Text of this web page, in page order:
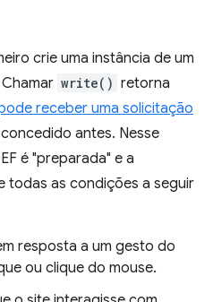
crie uma instância de um
Chamar write() retorna
receber uma solicitação
antes. Nesse
é "preparada" e a
todas as condições a seguir
resposta a um gesto do
ou clique do mouse.